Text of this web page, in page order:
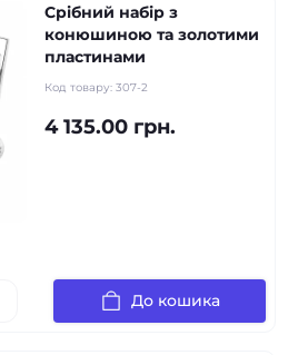
Срібний набір з
конюшиною та золотими
пластинами
Код товару: 307-2
4 135.00 грн.
До кошика